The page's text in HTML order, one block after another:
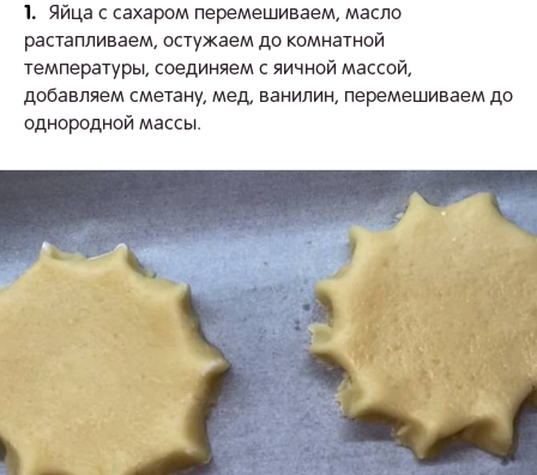
1.
Яйца с сахаром перемешиваем, масло
растапливаем, остужаем до комнатной
температуры, соединяем с яичной массой,
добавляем сметану, мед, ванилин, перемешиваем до
однородной массы.